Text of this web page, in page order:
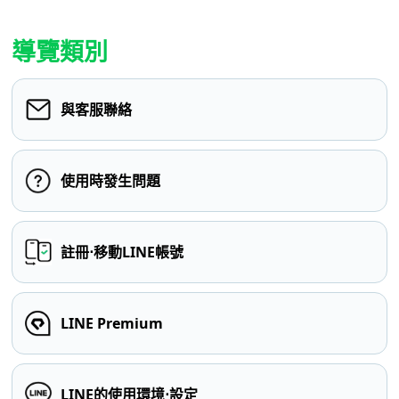
導覽類別
與客服聯絡
使用時發生問題
註冊⋅移動LINE帳號
LINE Premium
LINE的使用環境⋅設定